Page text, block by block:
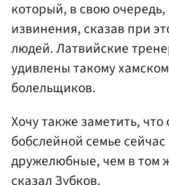
который, в свою
извинения, сказав при
людей. Латвийские
удивлены такому
болельщиков.
Хочу также заметить,
бобслейной семье сейчас
дружелюбные, чем в том
сказал Зубков.